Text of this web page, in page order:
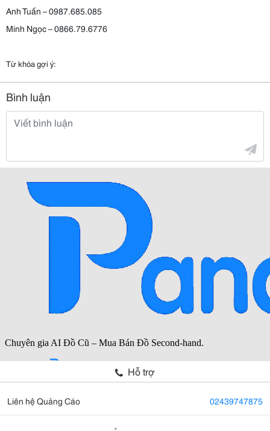
Anh Tuấn – 0987.685.085
Minh Ngọc – 0866.79.6776
Từ khóa gợi ý:
Bình luận
Hỗ trợ
Liên hệ Quảng Cáo 02439747875